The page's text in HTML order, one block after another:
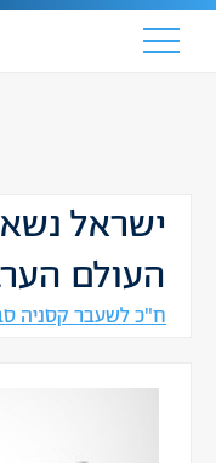
ישראל
העולם
ח"כ לשעבר קסניה